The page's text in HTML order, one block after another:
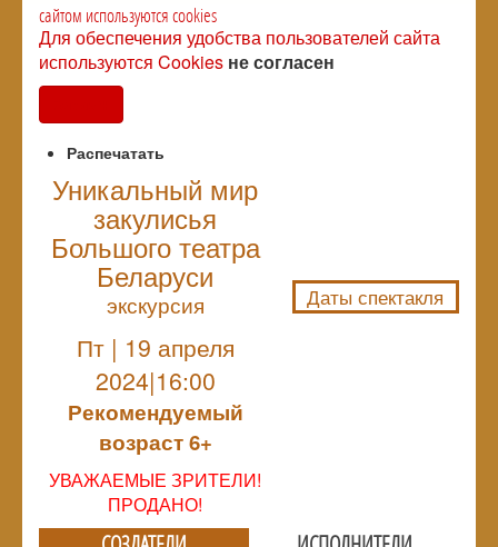
сайтом используются cookies
Для обеспечения удобства пользователей сайта
используются Cookies не согласен
Распечатать
Уникальный мир
закулисья
Большого театра
Беларуси
экскурсия
Пт | 19 апреля
2024|16:00
Рекомендуемый
возраст 6+
УВАЖАЕМЫЕ ЗРИТЕЛИ!
ПРОДАНО!
Даты спектакля